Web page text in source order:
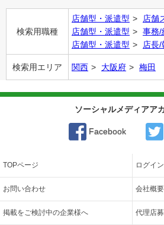
検索用職種
店舗型・派遣型
店舗
店舗型・派遣型
事務/
店舗型・派遣型
店長
検索用エリア 関西 大阪府 梅田
ソーシャルメディアア
Facebook
TOPページ ログイン
お問い合わせ 会社概要
掲載をご検討中の企業様へ 代理店